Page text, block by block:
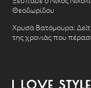
Θεοδωρίδου
Χρυσά Βατόμουρα: Δείτε
της χρονιάς που